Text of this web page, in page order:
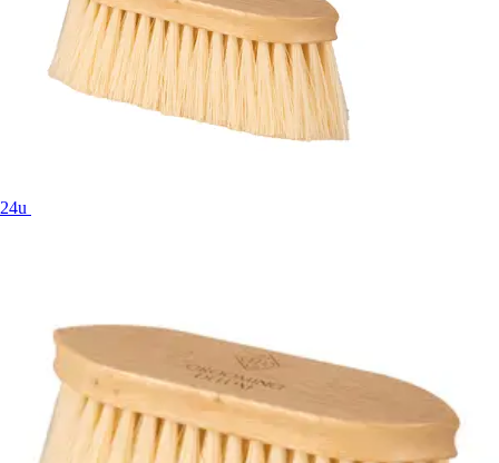
24u